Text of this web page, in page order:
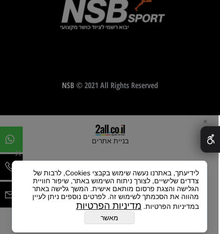
NSB© 2021 All Rights Reserved
בניית אתרים
✕
לידיעתך, באתרנו נעשה שימוש בקבצי Cookies, לרבות של
צדדים שלישיים, לצורך ניתוח השימוש באתר, שיפור חוויית
הגלישה והצגת פרסום מותאם אישית. המשך גלישה באתר
מהווה את הסכמתך לשימוש זה. לפרטים נוספים ניתן לעיין
במדיניות הפרטיות. מדיניות הפרטיות
מאשר